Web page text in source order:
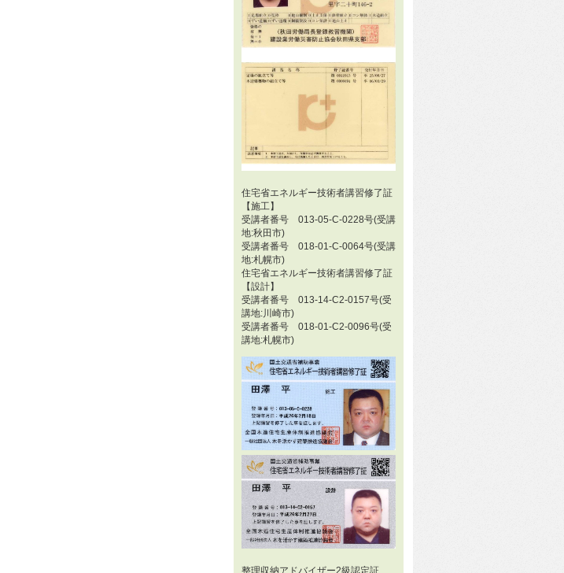
住宅省エネルギー技術者講習修了証
【施工】
受講者番号 013-05-C-0228号(受講
地:秋田市)
受講者番号 018-01-C-0064号(受講
地:札幌市)
住宅省エネルギー技術者講習修了証
【設計】
受講者番号 013-14-C2-0157号(受
講地:川崎市)
受講者番号 018-01-C2-0096号(受
講地:札幌市)